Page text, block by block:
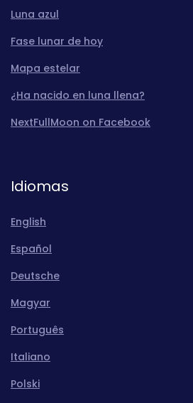
Luna azul
Fase lunar de hoy
Mapa estelar
¿Ha nacido en luna llena?
NextFullMoon on Facebook
Idiomas
English
Español
Deutsche
Magyar
Português
Italiano
Polski